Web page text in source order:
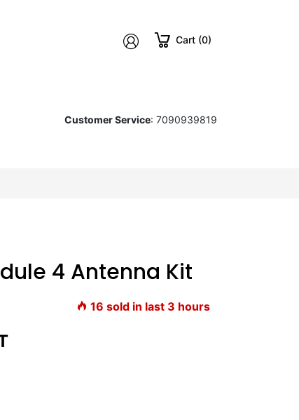
Cart (0)
Customer Service: 7090939819
4 Antenna Kit
16 sold in last 3 hours